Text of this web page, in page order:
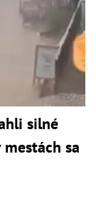
silné
sa